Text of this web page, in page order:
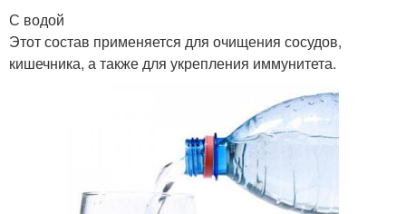
С водой
Этот состав применяется для очищения сосудов,
кишечника, а также для укрепления иммунитета.